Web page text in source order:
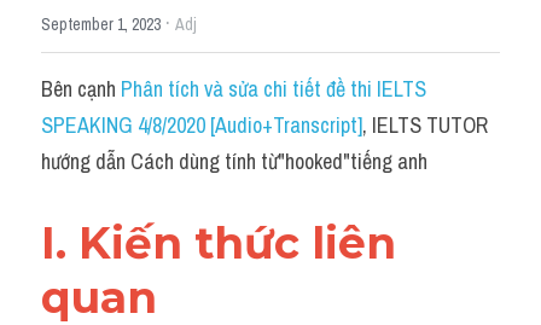
September 1, 2023 · Adj
Bên cạnh Phân tích và sửa chi tiết đề thi IELTS
SPEAKING 4/8/2020 [Audio+Transcript], IELTS TUTOR
hướng dẫn Cách dùng tính từ"hooked"tiếng anh
I. Kiến thức liên
quan